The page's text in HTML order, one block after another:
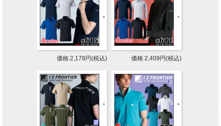
価格:2,178円(税込) 価格:2,409円(税込)